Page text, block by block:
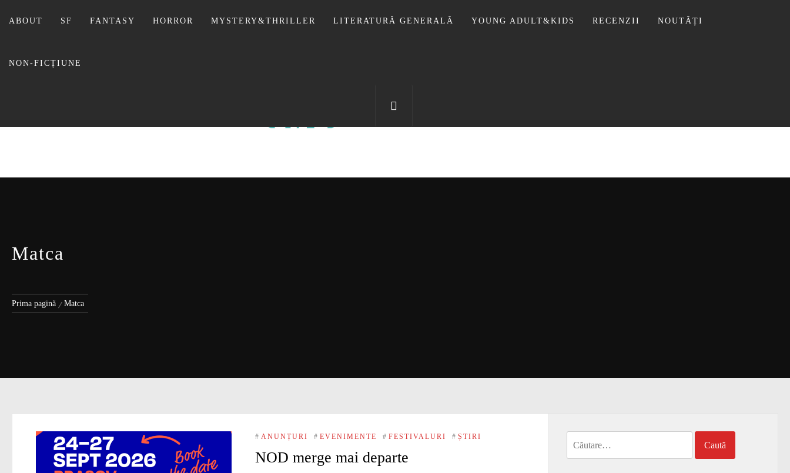
ABOUT SF FANTASY HORROR MYSTERY&THRILLER LITERATURĂ GENERALĂ YOUNG ADULT&KIDS RECENZII NOUTĂȚI
NON-FICȚIUNE
BIBLIOTECA LUI LIVIU
Matca
Prima pagină Matca
# ANUNȚURI # EVENIMENTE # FESTIVALURI # ȘTIRI
NOD merge mai departe